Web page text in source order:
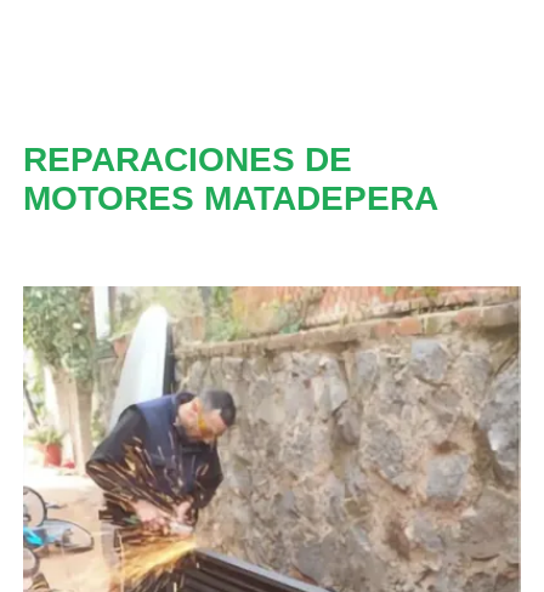
REPARACIONES DE
MOTORES MATADEPERA